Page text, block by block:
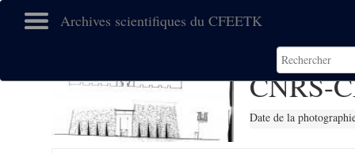
Archives scientifiques du CFEETK
CNRS-
Date de la